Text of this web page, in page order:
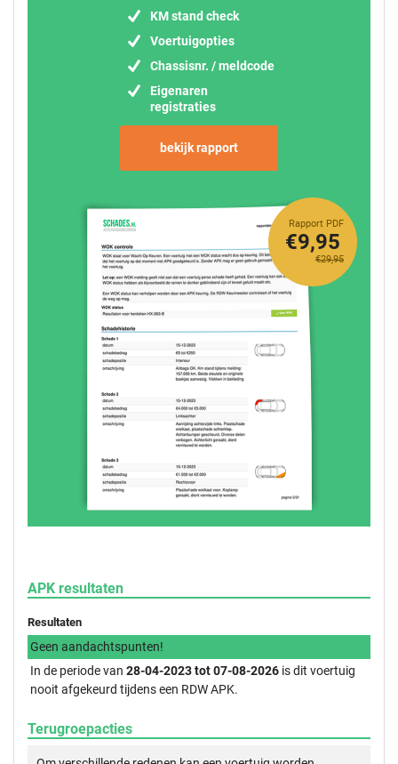
KM stand check
Voertuigopties
Chassisnr. / meldcode
Eigenaren
registraties
bekijk rapport
Rapport PDF
€29,95
€9,95
APK resultaten
Resultaten
Geen aandachtspunten!
In de periode van 28-04-2023 tot 07-08-2026 is dit voertuig
nooit afgekeurd tijdens een RDW APK.
Terugroepacties